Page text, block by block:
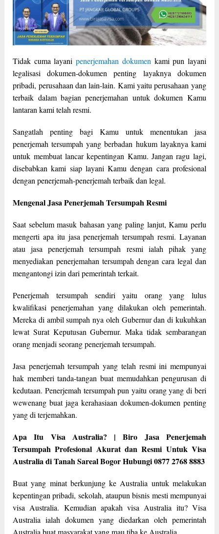
Tidak cuma layanipenerjemahan dokumen kami pun layani
legalisasi dokumen-dokumen penting layaknya dokumen
pribadi, perusahaan dan lain-lain. Kami yaitu perusahaan yang
terbaik dalam bagian penerjemahan untuk dokumen Kamu
lantaran kami telah resmi.
Sangatlah penting bagi Kamu untuk menentukan jasa
penerjemah tersumpah yang berbadan hukum layaknya kami
untuk membuat lancar kepentingan Kamu. Jangan ragu lagi,
disebabkan kami siap layani Kamu dengan cara profesional
dengan penerjemah-penerjemah terbaik dan legal.
Mengenal Jasa Penerjemah Tersumpah Resmi
Saat sebelum masuk bahasan yang paling lanjut, Kamu perlu
mengerti apa itu jasa penerjemah tersumpah resmi. Layanan
atau jasa penerjemah tersumpah resmi ialah pihak yang
menyediakan penerjemahan tersumpah dengan cara legal dan
mengantongi izin dari pemerintah terkait.
Penerjemah tersumpah sendiri yaitu orang yang lulus
kwalifikasi penerjemahan yang dilakukan oleh pemerintah.
Mereka di ambil sumpah nya oleh Gubernur dan di kukuhkan
lewat Surat Keputusan Gubernur. Maka tidak sembarangan
orang menjadi seorang penerjemah tersumpah.
Jasa penerjemah tersumpah yang telah resmi ini mempunyai
hak memberi tanda-tangan buat memudahkan pengurusan di
kedutaan. Penerjemah tersumpah pun yaitu orang yang di beri
wewenang buat jaga kerahasiaan dokumen-dokumen penting
yang di terjemahkan.
Apa Itu Visa Australia? | Biro Jasa Penerjemah
Tersumpah Profesional Akurat dan Resmi Untuk Visa
Australia di Tanah Sareal Bogor Hubungi 0877 2768 8883
Buat yang minat berkunjung ke Australia untuk melakukan
kepentingan pribadi, sekolah, ataupun bisnis mesti mempunyai
visa Australia. Kemudian apakah visa Australia itu? Visa
Australia ialah dokumen yang diedarkan oleh pemerintah
Australia buat masyarakat yang mau tiba ke Australia.